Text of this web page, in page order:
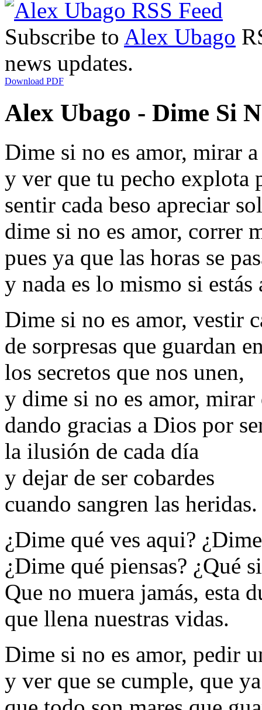
Subscribe to Alex Ubago
news updates.
Download PDF
Alex Ubago - Dime Si
Dime si no es amor, mirar
y ver que tu pecho explota
sentir cada beso apreciar
dime si no es amor, correr
pues ya que las horas se
y nada es lo mismo si estás
Dime si no es amor, vestir
de sorpresas que guardan
los secretos que nos unen,
y dime si no es amor,
dando gracias a Dios por
la ilusión de cada día
y dejar de ser cobardes
cuando sangren las heridas.
¿Dime qué ves aqui?
¿Dime qué piensas? ¿Qué
Que no muera jamás, esta
que llena nuestras vidas.
Dime si no es amor, pedir
y ver que se cumple, que